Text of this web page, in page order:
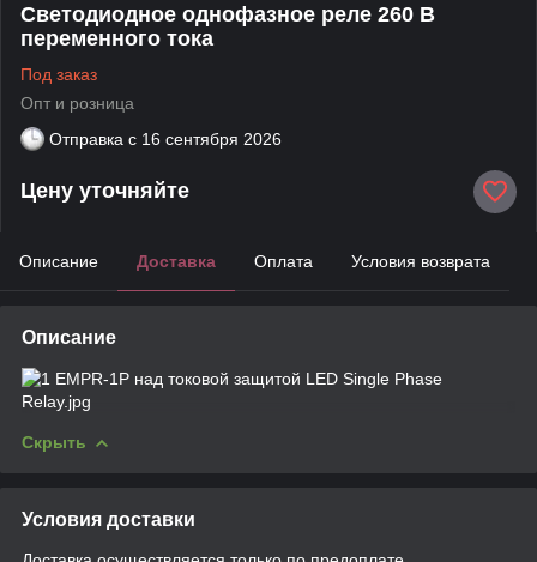
Светодиодное однофазное реле 260 В
переменного тока
Под заказ
Опт и розница
Отправка с 16 сентября 2026
Цену уточняйте
Описание Доставка Оплата Условия возврата
Описание
Скрыть
Условия доставки